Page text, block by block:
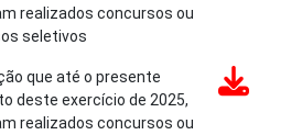
realizados concursos ou
seletivos
que até o presente
deste exercício de 2025,
realizados concursos ou